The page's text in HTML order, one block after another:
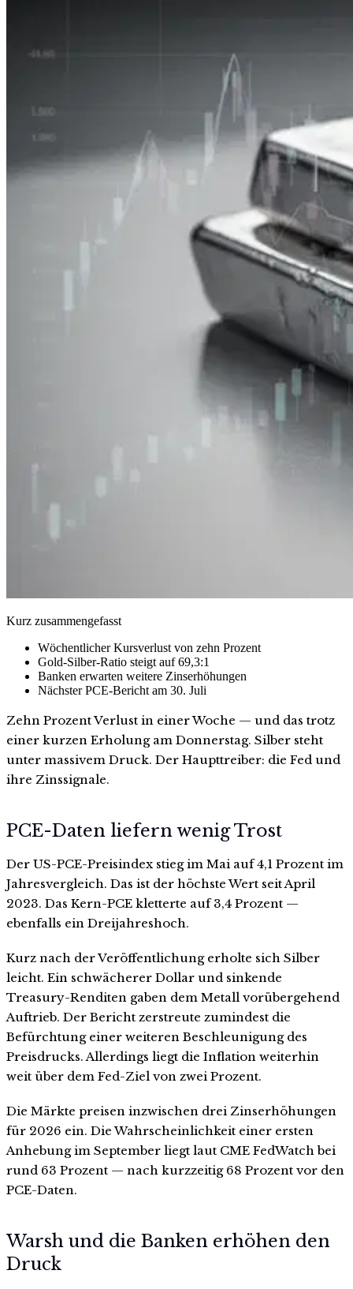
Kurz zusammengefasst
Wöchentlicher Kursverlust von zehn Prozent
Gold-Silber-Ratio steigt auf 69,3:1
Banken erwarten weitere Zinserhöhungen
Nächster PCE-Bericht am 30. Juli
Zehn Prozent Verlust in einer Woche — und das trotz
einer kurzen Erholung am Donnerstag. Silber steht
unter massivem Druck. Der Haupttreiber: die Fed und
ihre Zinssignale.
PCE-Daten liefern wenig Trost
Der US-PCE-Preisindex stieg im Mai auf 4,1 Prozent im
Jahresvergleich. Das ist der höchste Wert seit April
2023. Das Kern-PCE kletterte auf 3,4 Prozent —
ebenfalls ein Dreijahreshoch.
Kurz nach der Veröffentlichung erholte sich Silber
leicht. Ein schwächerer Dollar und sinkende
Treasury-Renditen gaben dem Metall vorübergehend
Auftrieb. Der Bericht zerstreute zumindest die
Befürchtung einer weiteren Beschleunigung des
Preisdrucks. Allerdings liegt die Inflation weiterhin
weit über dem Fed-Ziel von zwei Prozent.
Die Märkte preisen inzwischen drei Zinserhöhungen
für 2026 ein. Die Wahrscheinlichkeit einer ersten
Anhebung im September liegt laut CME FedWatch bei
rund 63 Prozent — nach kurzzeitig 68 Prozent vor den
PCE-Daten.
Warsh und die Banken erhöhen den
Druck